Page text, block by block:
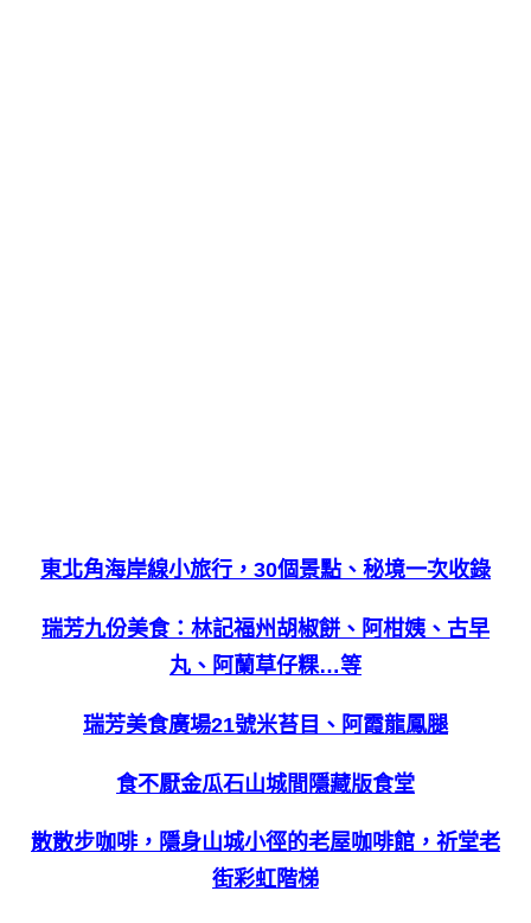
東北角海岸線小旅行，30個景點、秘境一次收錄
瑞芳九份美食：林記福州胡椒餅、阿柑姨、古早
丸、阿蘭草仔粿…等
瑞芳美食廣場21號米苔目、阿霞龍鳳腿
食不厭金瓜石山城間隱藏版食堂
散散步咖啡，隱身山城小徑的老屋咖啡館，祈堂老
街彩虹階梯